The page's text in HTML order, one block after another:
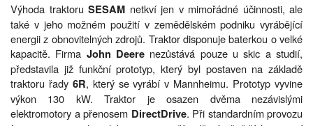
Výhoda traktoru SESAM netkví jen v mimořádné účinnosti, ale
také v jeho možném použití v zemědělském podniku vyrábějící
energii z obnovitelných zdrojů. Traktor disponuje baterkou o velké
kapacitě. Firma John Deere nezůstává pouze u skic a studií,
představila již funkční prototyp, který byl postaven na základě
traktoru řady 6R, který se vyrábí v Mannheimu. Prototyp vyvine
výkon 130 kW. Traktor je osazen dvěma nezávislými
elektromotory a přenosem DirectDrive. Při standardním provozu